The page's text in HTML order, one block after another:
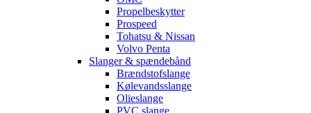
Propelbeskytter
Prospeed
Tohatsu & Nissan
Volvo Penta
Slanger & spændebånd
Brændstofslange
Kølevandsslange
Olieslange